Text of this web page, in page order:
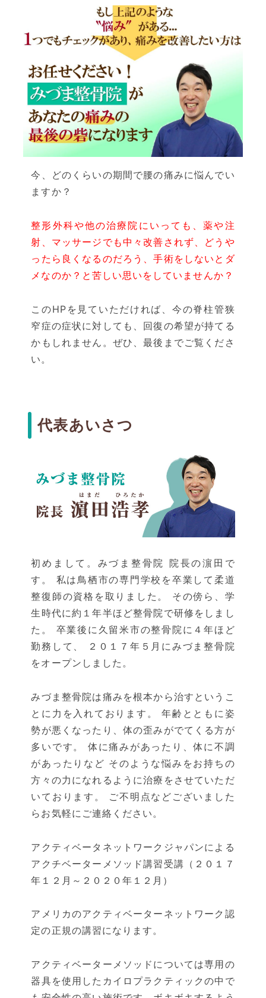
今、どのくらいの期間で腰の痛みに悩んでい
ますか？
整形外科や他の治療院にいっても、薬や注
射、マッサージでも中々改善されず、どうや
ったら良くなるのだろう、手術をしないとダ
メなのか？と苦しい思いをしていませんか？
このHPを見ていただければ、今の脊柱管狭
窄症の症状に対しても、回復の希望が持てる
かもしれません。ぜひ、最後までご覧くださ
い。
代表あいさつ
初めまして。みづま整骨院 院長の濵田で
す。 私は鳥栖市の専門学校を卒業して柔道
整復師の資格を取りました。 その傍ら、学
生時代に約１年半ほど整骨院で研修をしまし
た。 卒業後に久留米市の整骨院に４年ほど
勤務して、 ２０１７年５月にみづま整骨院
をオープンしました。
みづま整骨院は痛みを根本から治すというこ
とに力を入れております。 年齢とともに姿
勢が悪くなったり、体の歪みがでてくる方が
多いです。 体に痛みがあったり、体に不調
があったりなど そのような悩みをお持ちの
方々の力になれるように治療をさせていただ
いております。 ご不明点などございました
らお気軽にご連絡ください。
アクティベータネットワークジャパンによる
アクチベーターメソッド講習受講（２０１７
年１２月～２０２０年１２月）
アメリカのアクティベーターネットワーク認
定の正規の講習になります。
アクティベーターメソッドについては専用の
器具を使用したカイロプラクティックの中で